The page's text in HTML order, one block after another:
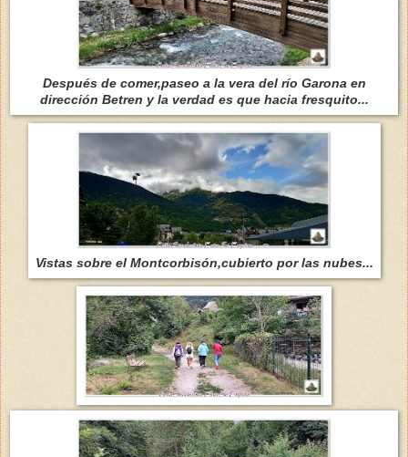
Después de comer,paseo a la vera del río Garona en
dirección Betren y la verdad es que hacia fresquito...
Vistas sobre el Montcorbisón,cubierto por las nubes...